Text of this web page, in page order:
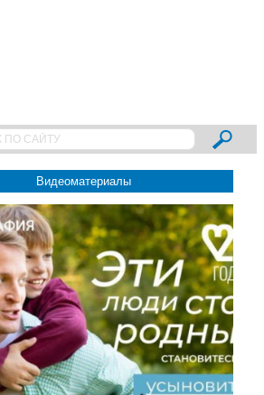
Видеоматериалы